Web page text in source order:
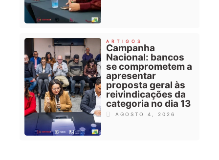
ARTIGOS
Campanha
Nacional: bancos
se comprometem a
apresentar
proposta geral às
reivindicações da
categoria no dia 13
AGOSTO 4, 2026